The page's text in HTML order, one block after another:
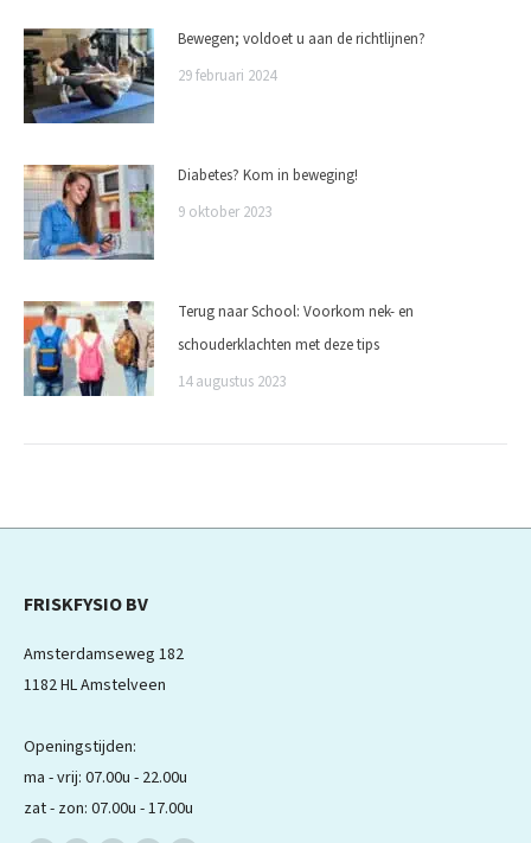
Bewegen; voldoet u aan de richtlijnen?
29 februari 2024
Diabetes? Kom in beweging!
9 oktober 2023
Terug naar School: Voorkom nek- en
schouderklachten met deze tips
14 augustus 2023
FRISKFYSIO BV
Amsterdamseweg 182
1182 HL Amstelveen
Openingstijden:
ma - vrij: 07.00u - 22.00u
zat - zon: 07.00u - 17.00u